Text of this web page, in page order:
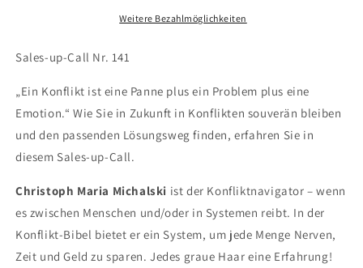
Weitere Bezahlmöglichkeiten
Sales-up-Call Nr. 141
„Ein Konflikt ist eine Panne plus ein Problem plus eine
Emotion.“ Wie Sie in Zukunft in Konflikten souverän bleiben
und den passenden Lösungsweg finden, erfahren Sie in
diesem Sales-up-Call.
Christoph Maria Michalski ist der Konfliktnavigator – wenn
es zwischen Menschen und/oder in Systemen reibt. In der
Konflikt-Bibel bietet er ein System, um jede Menge Nerven,
Zeit und Geld zu sparen. Jedes graue Haar eine Erfahrung!